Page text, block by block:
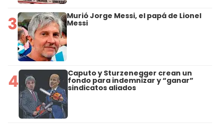
3 Murió Jorge Messi, el papá de Lionel
Messi
4 Caputo y Sturzenegger crean un
fondo para indemnizar y “ganar”
sindicatos aliados